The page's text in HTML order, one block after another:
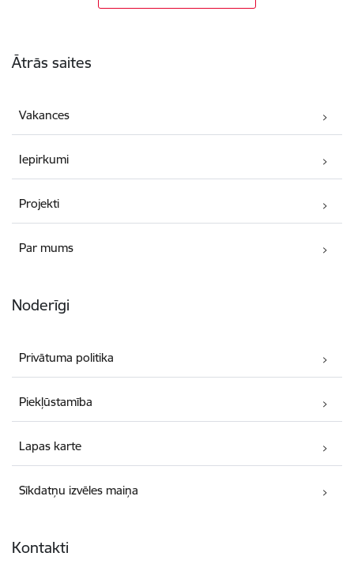
Ātrās saites
Vakances
Iepirkumi
Projekti
Par mums
Noderīgi
Privātuma politika
Piekļūstamība
Lapas karte
Sīkdatņu izvēles maiņa
Kontakti